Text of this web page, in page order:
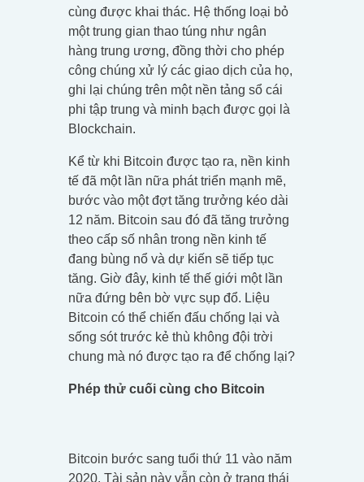
cùng được khai thác. Hệ thống loại bỏ
một trung gian thao túng như ngân
hàng trung ương, đồng thời cho phép
công chúng xử lý các giao dịch của họ,
ghi lại chúng trên một nền tảng sổ cái
phi tập trung và minh bạch được gọi là
Blockchain.
Kể từ khi Bitcoin được tạo ra, nền kinh
tế đã một lần nữa phát triển mạnh mẽ,
bước vào một đợt tăng trưởng kéo dài
12 năm. Bitcoin sau đó đã tăng trưởng
theo cấp số nhân trong nền kinh tế
đang bùng nổ và dự kiến sẽ tiếp tục
tăng. Giờ đây, kinh tế thế giới một lần
nữa đứng bên bờ vực sụp đổ. Liệu
Bitcoin có thể chiến đấu chống lại và
sống sót trước kẻ thù không đội trời
chung mà nó được tạo ra để chống lại?
Phép thử cuối cùng cho Bitcoin
Bitcoin bước sang tuổi thứ 11 vào năm
2020. Tài sản này vẫn còn ở trạng thái